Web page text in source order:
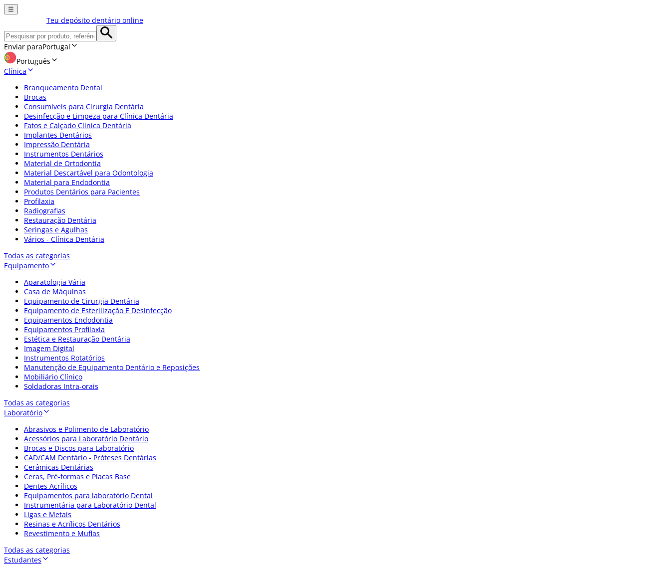
☰
Teu depósito dentário online
Enviar paraPortugal
Português
Clínica
Branqueamento Dental
Brocas
Consumíveis para Cirurgia Dentária
Desinfecção e Limpeza para Clínica Dentária
Fatos e Calçado Clínica Dentária
Implantes Dentários
Impressão Dentária
Instrumentos Dentários
Material de Ortodontia
Material Descartável para Odontologia
Material para Endodontia
Produtos Dentários para Pacientes
Profilaxia
Radiografias
Restauração Dentária
Seringas e Agulhas
Vários - Clínica Dentária
Todas as categorias
Equipamento
Aparatologia Vária
Casa de Máquinas
Equipamento de Cirurgia Dentária
Equipamento de Esterilização E Desinfecção
Equipamentos Endodontia
Equipamentos Profilaxia
Estética e Restauração Dentária
Imagem Digital
Instrumentos Rotatórios
Manutenção de Equipamento Dentário e Reposições
Mobiliário Clínico
Soldadoras Intra-orais
Todas as categorias
Laboratório
Abrasivos e Polimento de Laboratório
Acessórios para Laboratório Dentário
Brocas e Discos para Laboratório
CAD/CAM Dentário - Próteses Dentárias
Cerâmicas Dentárias
Ceras, Pré-formas e Placas Base
Dentes Acrílicos
Equipamentos para laboratório Dental
Instrumentária para Laboratório Dental
Ligas e Metais
Resinas e Acrílicos Dentários
Revestimento e Muflas
Todas as categorias
Estudantes